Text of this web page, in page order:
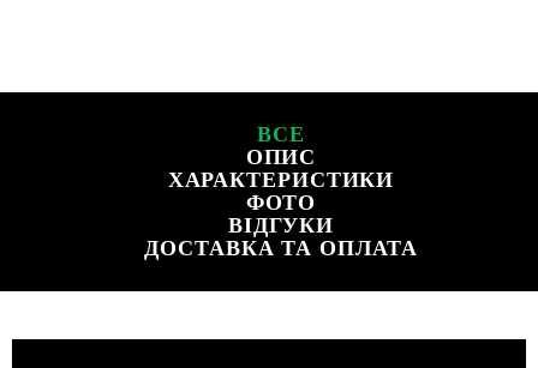
ВСЕ
ОПИС
ХАРАКТЕРИСТИКИ
ФОТО
ВІДГУКИ
ДОСТАВКА ТА ОПЛАТА